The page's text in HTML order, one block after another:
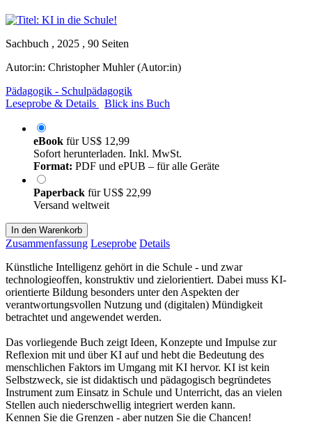
Sachbuch , 2025 , 90 Seiten
Autor:in: Christopher Muhler (Autor:in)
Pädagogik - Schulpädagogik
Leseprobe & Details
Blick ins Buch
eBook fürUS$ 12,99
Sofort herunterladen. Inkl. MwSt.
Format: PDF und ePUB – für alle Geräte
Paperback fürUS$ 22,99
Versand weltweit
In den Warenkorb
Zusammenfassung Leseprobe Details
Künstliche Intelligenz gehört in die Schule - und zwar
technologieoffen, konstruktiv und zielorientiert. Dabei muss KI-
orientierte Bildung besonders unter den Aspekten der
verantwortungsvollen Nutzung und (digitalen) Mündigkeit
betrachtet und angewendet werden.
Das vorliegende Buch zeigt Ideen, Konzepte und Impulse zur
Reflexion mit und über KI auf und hebt die Bedeutung des
menschlichen Faktors im Umgang mit KI hervor. KI ist kein
Selbstzweck, sie ist didaktisch und pädagogisch begründetes
Instrument zum Einsatz in Schule und Unterricht, das an vielen
Stellen auch niederschwellig integriert werden kann.
Kennen Sie die Grenzen - aber nutzen Sie die Chancen!